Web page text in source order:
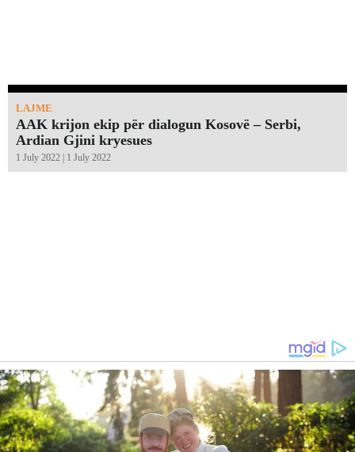
LAJME
AAK krijon ekip për dialogun Kosovë – Serbi,
Ardian Gjini kryesues
1 July 2022 | 1 July 2022